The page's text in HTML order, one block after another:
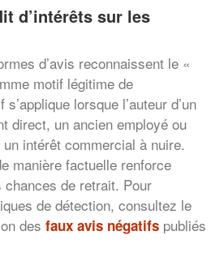
d’intérêts sur les
d’avis reconnaissent le «
motif légitime de
lorsque l’auteur d’un
direct, un ancien employé ou
intérêt commercial à nuire.
manière factuelle renforce
de retrait. Pour
de détection, consultez le
des faux avis négatifs publiés